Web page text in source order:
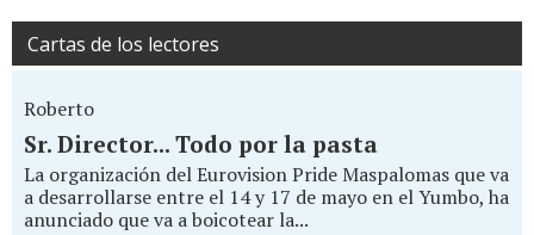
Cartas de los lectores
Roberto
Sr. Director... Todo por la pasta
La organización del Eurovision Pride Maspalomas que va
a desarrollarse entre el 14 y 17 de mayo en el Yumbo, ha
anunciado que va a boicotear la...